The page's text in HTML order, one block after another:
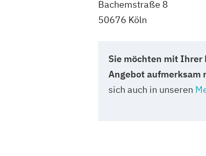
Bachemstraße 8
50676 Köln
Sie möchten mit
Angebot aufmerksam
sich auch in unseren